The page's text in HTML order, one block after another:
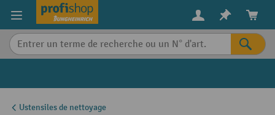
content
Ustensiles de nettoyage